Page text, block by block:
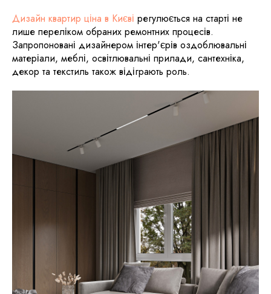
Дизайн квартир ціна в Києві регулюється на старті не
лише переліком обраних ремонтних процесів.
Запропоновані дизайнером інтер'єрів оздоблювальні
матеріали, меблі, освітлювальні прилади, сантехніка,
декор та текстиль також відіграють роль.